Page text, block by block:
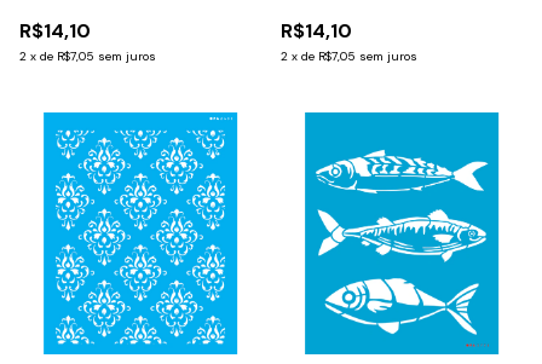
R$14,10
2 x de R$7,05 sem juros
R$14,10
2 x de R$7,05 sem juros